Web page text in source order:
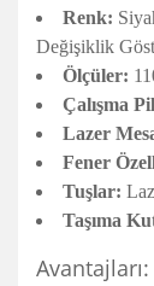
Renk:
Değişiklik
Ölçüler:
Çalışma
Lazer
Fener
Tuşlar:
Taşıma
Avantajları: